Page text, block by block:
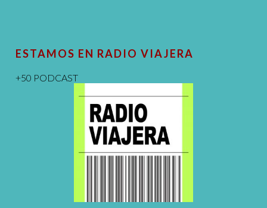
ESTAMOS EN RADIO VIAJERA
+50 PODCAST